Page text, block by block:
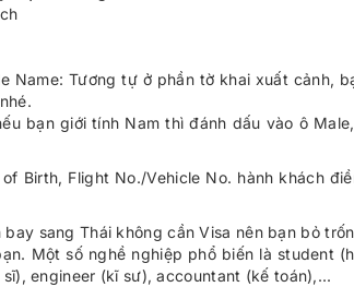
Name: Tương tự ở phần tờ khai xuất cảnh,
bạn giới tính Nam thì đánh dấu vào ô
Birth, Flight No./Vehicle No. hành khách
sang Thái không cần Visa nên bạn bỏ
Một số nghề nghiệp phổ biến là student
engineer (kĩ sư), accountant (kế toán),...